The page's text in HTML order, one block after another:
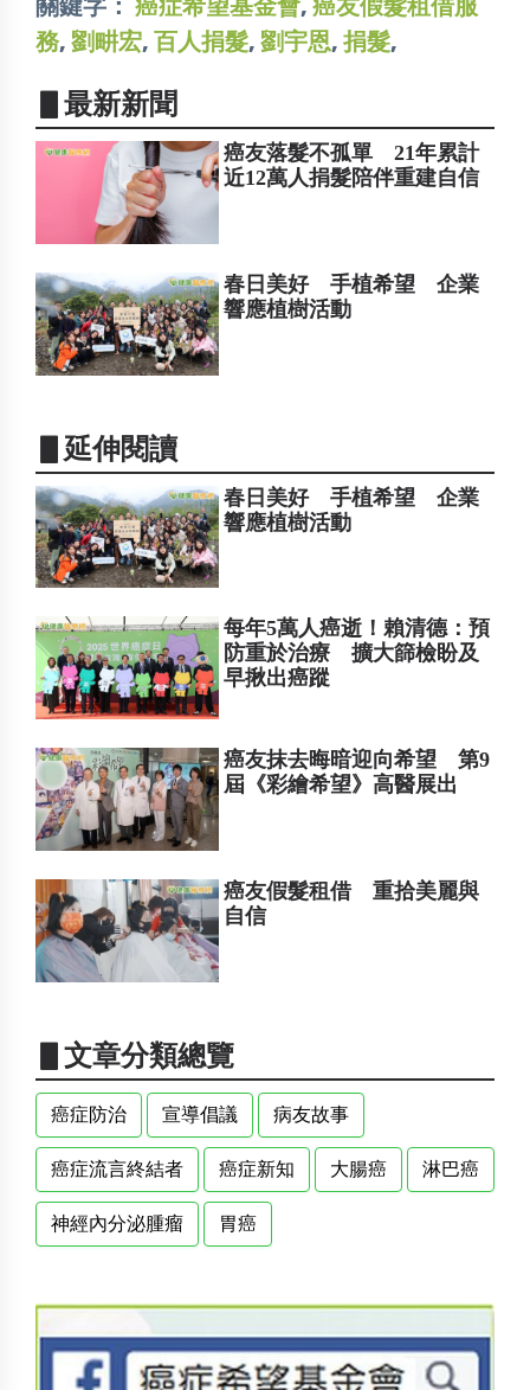
務, 劉畊宏, 百人捐髮, 劉宇恩, 捐髮,
▋最新新聞
癌友落髮不孤單 21年累計
近12萬人捐髮陪伴重建自信
春日美好 手植希望 企業
響應植樹活動
▋延伸閱讀
春日美好 手植希望 企業
響應植樹活動
每年5萬人癌逝！賴清德：預
防重於治療 擴大篩檢盼及
早揪出癌蹤
癌友抹去晦暗迎向希望 第9
屆《彩繪希望》高醫展出
癌友假髮租借 重拾美麗與
自信
▋文章分類總覽
癌症防治 宣導倡議 病友故事
癌症流言終結者 癌症新知 大腸癌 淋巴癌
神經內分泌腫瘤 胃癌